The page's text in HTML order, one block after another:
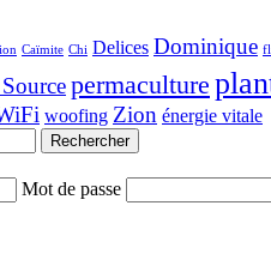
Caïmite Chi Delices Dominique
permaculture
woofing Zion énergie vitale
Mot de passe